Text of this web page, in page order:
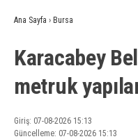
Ana Sayfa › Bursa
Karacabey
metruk
Giriş: 07-08-2026 15:13
Güncelleme: 07-08-2026 15:13